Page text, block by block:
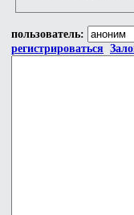
пользователь:
регистрироваться